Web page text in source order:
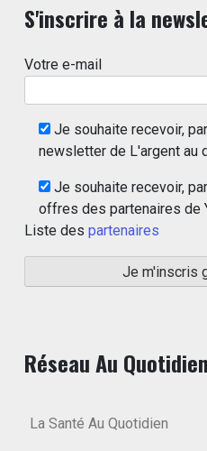
S'inscrire à la
Votre e-mail
Je souhaite recevoir,
newsletter de L'argent au
Je souhaite recevoir,
offres des partenaires de
Liste des partenaires
Réseau Au Quotidien
La Santé Au Quotidien